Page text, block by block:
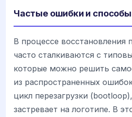
Частые ошибки и способы
В процессе восстановления
часто сталкиваются с
которые можно решить
из распространенных
цикл перезагрузки
застревает на логотипе. В